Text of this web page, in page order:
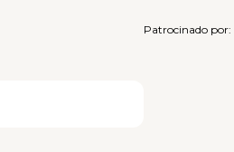
Patrocinado por: